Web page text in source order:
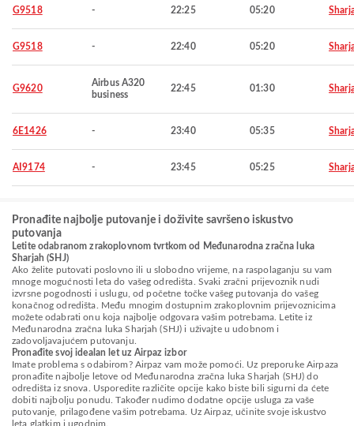
G9518 - 22:25 05:20
G9518 - 22:40 05:20
G9620
Airbus A320
business
22:45 01:30
6E1426 - 23:40 05:35
AI9174 - 23:45 05:25
Pronađite najbolje putovanje i doživite savršeno iskustvo
putovanja
Letite odabranom zrakoplovnom tvrtkom od Međunarodna zračna luka
Sharjah (SHJ)
Ako želite putovati poslovno ili u slobodno vrijeme, na raspolaganju su vam
mnoge mogućnosti leta do vašeg odredišta. Svaki zračni prijevoznik nudi
izvrsne pogodnosti i uslugu, od početne točke vašeg putovanja do vašeg
konačnog odredišta. Među mnogim dostupnim zrakoplovnim prijevoznicima
možete odabrati onu koja najbolje odgovara vašim potrebama. Letite iz
Međunarodna zračna luka Sharjah (SHJ) i uživajte u udobnom i
zadovoljavajućem putovanju.
Pronađite svoj idealan let uz Airpaz izbor
Imate problema s odabirom? Airpaz vam može pomoći. Uz preporuke Airpaza
pronađite najbolje letove od Međunarodna zračna luka Sharjah (SHJ) do
odredišta iz snova. Usporedite različite opcije kako biste bili sigurni da ćete
dobiti najbolju ponudu. Također nudimo dodatne opcije usluga za vaše
putovanje, prilagođene vašim potrebama. Uz Airpaz, učinite svoje iskustvo
leta glatkim i ugodnim.